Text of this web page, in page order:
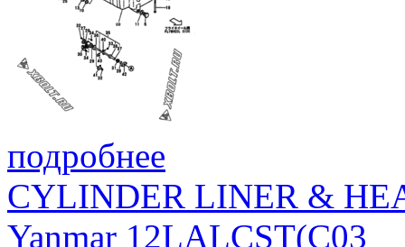
подробнее
CYLINDER LINER &
Yanmar 12LALCST(C03